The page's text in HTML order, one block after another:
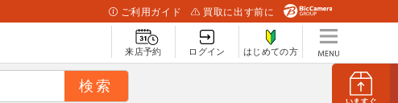
いますぐ
ご利用ガイド 買取に出す前に
来店予約 ログイン はじめての方